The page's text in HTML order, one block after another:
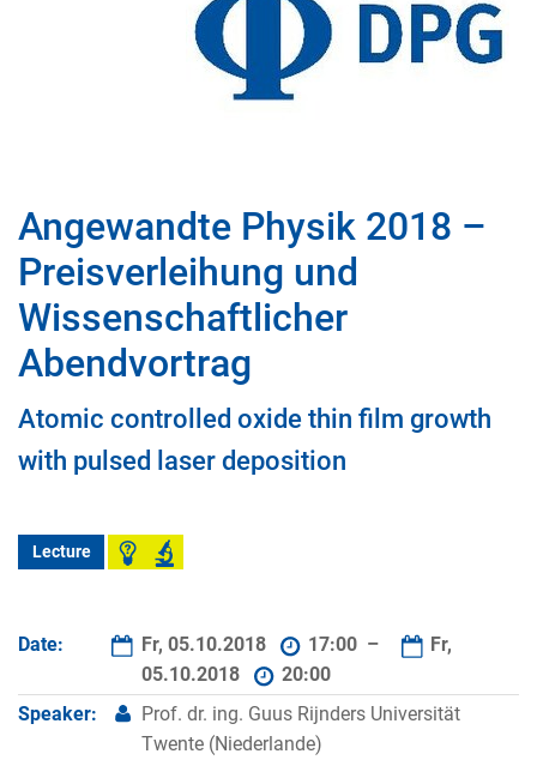
Angewandte Physik 2018 –
Preisverleihung und
Wissenschaftlicher
Abendvortrag
Atomic controlled oxide thin film growth
with pulsed laser deposition
Lecture
Date: Fr, 05.10.2018 17:00 –
Fr,
05.10.2018
20:00
Speaker:
Prof. dr. ing. Guus Rijnders Universität
Twente (Niederlande)